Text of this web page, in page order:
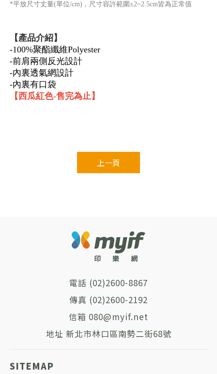
*平放尺寸丈量(單位/cm)，尺寸容許範圍±2~2.5cm皆為正常值
【產品介紹】
-100%聚酯纖維Polyester
-前肩兩側反光設計
-內裏透氣網設計
-內裏有口袋
【西瓜紅色-售完為止】
上一頁
(02)2600-8867
(02)2600-2192
080@myif.net
新北市林口區南勢二街68號
SITEMAP